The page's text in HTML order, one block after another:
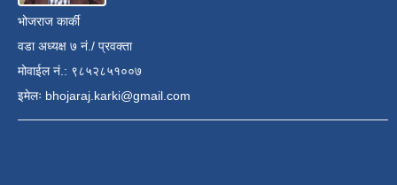
भोजराज कार्की
वडा अध्यक्ष ७ नं./ प्रवक्ता
मोवाईल नं.: ९८५२८५१००७
इमेलः bhojaraj.karki@gmail.com